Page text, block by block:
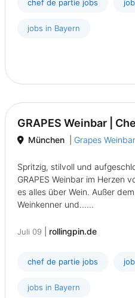
chef de partie jobs
jobs in Bayern
GRAPES Weinbar |
München Grapes Weinbar
Spritzig, stilvoll und
GRAPES Weinbar im Herzen
es alles über Wein. Außer
Weinkenner und......
Juli 09 rollingpin.de
chef de partie jobs
jobs in Bayern